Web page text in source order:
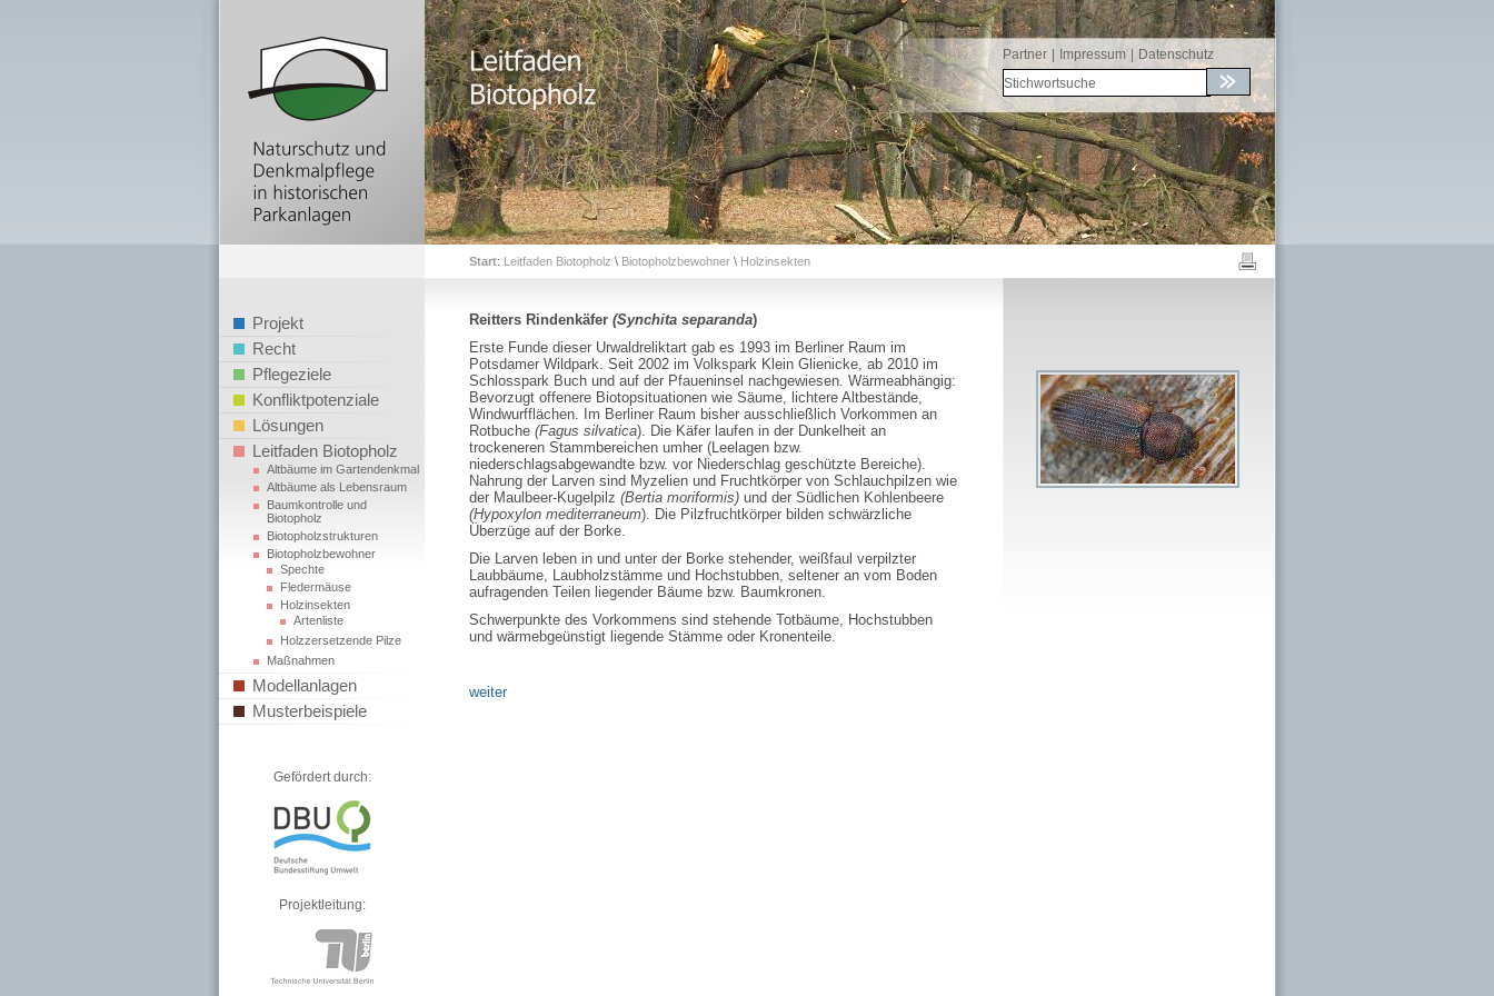
Partner Impressum Datenschutz
Start: Leitfaden Biotopholz \ Biotopholzbewohner \ Holzinsekten
Projekt
Recht
Pflegeziele
Konfliktpotenziale
Lösungen
Leitfaden Biotopholz
Altbäume im Gartendenkmal
Altbäume als Lebensraum
Baumkontrolle und
Biotopholz
Biotopholzstrukturen
Biotopholzbewohner
Spechte
Fledermäuse
Holzinsekten
Artenliste
Holzzersetzende Pilze
Maßnahmen
Modellanlagen
Musterbeispiele
Gefördert durch:
Projektleitung:
Reitters Rindenkäfer (Synchita separanda)
Erste Funde dieser Urwaldreliktart gab es 1993 im Berliner Raum im
Potsdamer Wildpark. Seit 2002 im Volkspark Klein Glienicke, ab 2010 im
Schlosspark Buch und auf der Pfaueninsel nachgewiesen. Wärmeabhängig:
Bevorzugt offenere Biotopsituationen wie Säume, lichtere Altbestände,
Windwurfflächen. Im Berliner Raum bisher ausschließlich Vorkommen an
Rotbuche (Fagus silvatica). Die Käfer laufen in der Dunkelheit an
trockeneren Stammbereichen umher (Leelagen bzw.
niederschlagsabgewandte bzw. vor Niederschlag geschützte Bereiche).
Nahrung der Larven sind Myzelien und Fruchtkörper von Schlauchpilzen wie
der Maulbeer-Kugelpilz (Bertia moriformis) und der Südlichen Kohlenbeere
(Hypoxylon mediterraneum). Die Pilzfruchtkörper bilden schwärzliche
Überzüge auf der Borke.
Die Larven leben in und unter der Borke stehender, weißfaul verpilzter
Laubbäume, Laubholzstämme und Hochstubben, seltener an vom Boden
aufragenden Teilen liegender Bäume bzw. Baumkronen.
Schwerpunkte des Vorkommens sind stehende Totbäume, Hochstubben
und wärmebgeünstigt liegende Stämme oder Kronenteile.
weiter